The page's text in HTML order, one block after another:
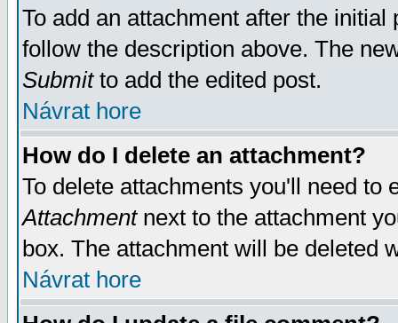
To add an attachment after the
follow the description above. The
Submitto add the edited post.
Návrat hore
How do I delete an attachment?
To delete attachments you'll need
Attachmentnext to the attachment
box. The attachment will be deleted
Návrat hore